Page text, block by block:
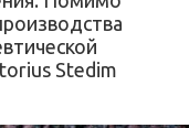
Stedim